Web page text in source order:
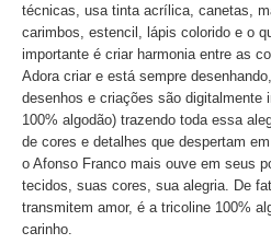
técnicas, usa tinta acrílica, canetas,
carimbos, estencil, lápis colorido e o
importante é criar harmonia entre as
Adora criar e está sempre
desenhos e criações são digitalmente
100% algodão) trazendo toda essa
de cores e detalhes que despertam
o Afonso Franco mais ouve em seus
tecidos, suas cores, sua alegria. De
transmitem amor, é a tricoline 100%
carinho.